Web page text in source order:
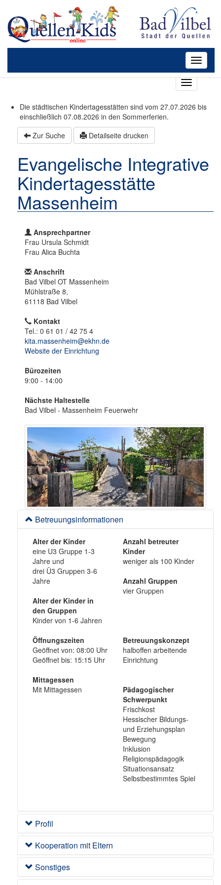
Toggle
Die städtischen Kindertagesstätten sind vom 27.07.2026 bis
einschließlich 07.08.2026 in den Sommerferien.
Zur Suche
Detailseite drucken
Evangelische Integrative
Kindertagesstätte
Massenheim
Ansprechpartner
Frau Ursula Schmidt
Frau Alica Buchta
Anschrift
Bad Vilbel OT Massenheim
Mühlstraße 8,
61118 Bad Vilbel
Kontakt
Tel.: 0 61 01 / 42 75 4
kita.massenheim@ekhn.de
Website der Einrichtung
Bürozeiten
9:00 - 14:00
Nächste Haltestelle
Bad Vilbel - Massenheim Feuerwehr
Betreuungsinformationen
Alter der Kinder
eine U3 Gruppe 1-3
Jahre und
drei Ü3 Gruppen 3-6
Jahre
Alter der Kinder in
den Gruppen
Kinder von 1-6 Jahren
Anzahl betreuter
Kinder
weniger als 100 Kinder
Anzahl Gruppen
vier Gruppen
Öffnungszeiten
Geöffnet von: 08:00 Uhr
Geöffnet bis: 15:15 Uhr
Mittagessen
Mit Mittagessen
Betreuungskonzept
halboffen arbeitende
Einrichtung
Pädagogischer
Schwerpunkt
Frischkost
Hessischer Bildungs-
und Erziehungsplan
Bewegung
Inklusion
Religionspädagogik
Situationsansatz
Selbstbestimmtes Spiel
Profil
Kooperation mit Eltern
Sonstiges
T
o
g
v
i
i